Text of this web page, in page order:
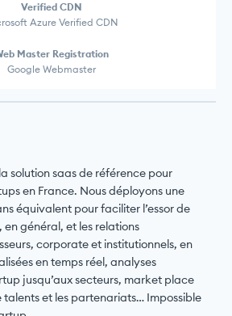
Verified CDN
Azure Verified CDN
Master Registration
Google Webmaster
solution saas de référence pour
en France. Nous déployons une
équivalent pour faciliter l’essor de
en général, et les relations
corporate et institutionnels, en
en temps réel, analyses
jusqu’aux secteurs, market place
talents et les partenariats… Impossible